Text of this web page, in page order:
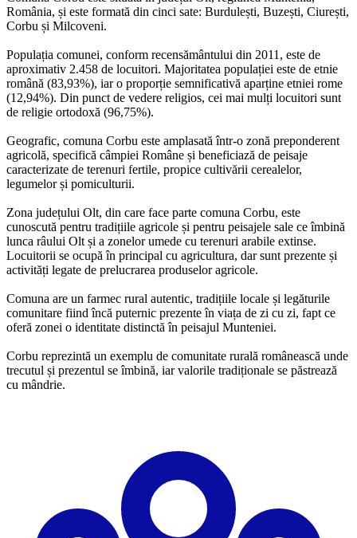
România, și este formată din cinci sate: Burdulești, Buzești, Ciurești,
Corbu și Milcoveni.
Populația comunei, conform recensământului din 2011, este de
aproximativ 2.458 de locuitori. Majoritatea populației este de etnie
română (83,93%), iar o proporție semnificativă aparține etniei rome
(12,94%). Din punct de vedere religios, cei mai mulți locuitori sunt
de religie ortodoxă (96,75%).
Geografic, comuna Corbu este amplasată într-o zonă preponderent
agricolă, specifică câmpiei Române și beneficiază de peisaje
caracterizate de terenuri fertile, propice cultivării cerealelor,
legumelor și pomiculturii.
Zona județului Olt, din care face parte comuna Corbu, este
cunoscută pentru tradițiile agricole și pentru peisajele sale ce îmbină
lunca râului Olt și a zonelor umede cu terenuri arabile extinse.
Locuitorii se ocupă în principal cu agricultura, dar sunt prezente și
activități legate de prelucrarea produselor agricole.
Comuna are un farmec rural autentic, tradițiile locale și legăturile
comunitare fiind încă puternic prezente în viața de zi cu zi, fapt ce
oferă zonei o identitate distinctă în peisajul Munteniei.
Corbu reprezintă un exemplu de comunitate rurală românească unde
trecutul și prezentul se îmbină, iar valorile tradiționale se păstrează
cu mândrie.